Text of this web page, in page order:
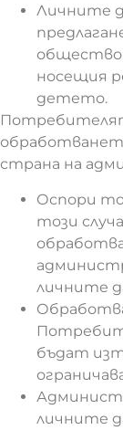
Личните
общество
носещия
детето.
страна на
Оспори
този
личните
бъдат
личните